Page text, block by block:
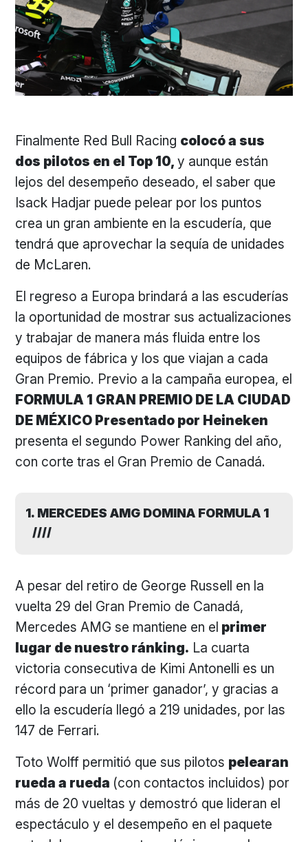
Finalmente Red Bull Racing colocó a sus
dos pilotos en el Top 10,y aunque están
lejos del desempeño deseado, el saber que
Isack Hadjar puede pelear por los puntos
crea un gran ambiente en la escudería, que
tendrá que aprovechar la sequía de unidades
de McLaren.
El regreso a Europa brindará a las escuderías
la oportunidad de mostrar sus actualizaciones
y trabajar de manera más fluida entre los
equipos de fábrica y los que viajan a cada
Gran Premio. Previo a la campaña europea, el
FORMULA 1 GRAN PREMIO DE LA CIUDAD
DE MÉXICO Presentado por Heineken
presenta el segundo Power Ranking del año,
con corte tras el Gran Premio de Canadá.
1. MERCEDES AMG DOMINA FORMULA 1
A pesar del retiro de George Russell en la
vuelta 29 del Gran Premio de Canadá,
Mercedes AMG se mantiene en el primer
lugar de nuestro ránking. La cuarta
victoria consecutiva de Kimi Antonelli es un
récord para un ‘primer ganador’, y gracias a
ello la escudería llegó a 219 unidades, por las
147 de Ferrari.
Toto Wolff permitió que sus pilotos pelearan
rueda a rueda (con contactos incluidos) por
más de 20 vueltas y demostró que lideran el
espectáculo y el desempeño en el paquete